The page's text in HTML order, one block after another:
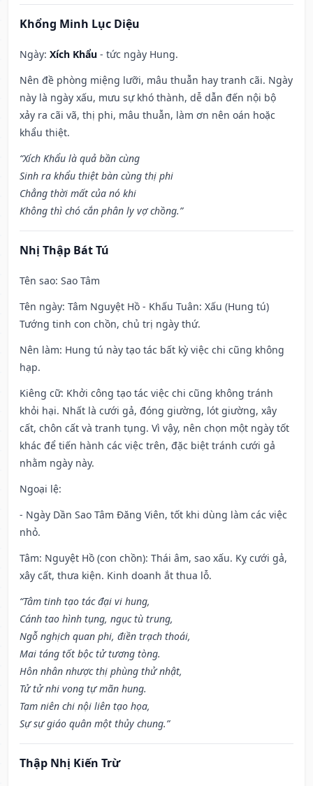
Khổng Minh Lục Diệu
Ngày: Xích Khẩu - tức ngày Hung.
Nên đề phòng miệng lưỡi, mâu thuẫn hay tranh cãi. Ngày
này là ngày xấu, mưu sự khó thành, dễ dẫn đến nội bộ
xảy ra cãi vã, thị phi, mâu thuẫn, làm ơn nên oán hoặc
khẩu thiệt.
“Xích Khẩu là quả bần cùng
Sinh ra khẩu thiệt bàn cùng thị phi
Chẳng thời mất của nó khi
Không thì chó cắn phân ly vợ chồng.”
Nhị Thập Bát Tú
Tên sao: Sao Tâm
Tên ngày: Tâm Nguyệt Hồ - Khấu Tuân: Xấu (Hung tú)
Tướng tinh con chồn, chủ trị ngày thứ.
Nên làm: Hung tú này tạo tác bất kỳ việc chi cũng không
hạp.
Kiêng cữ: Khởi công tạo tác việc chi cũng không tránh
khỏi hại. Nhất là cưới gả, đóng giường, lót giường, xây
cất, chôn cất và tranh tụng. Vì vậy, nên chọn một ngày tốt
khác để tiến hành các việc trên, đặc biệt tránh cưới gả
nhằm ngày này.
Ngoại lệ:
- Ngày Dần Sao Tâm Đăng Viên, tốt khi dùng làm các việc
nhỏ.
Tâm: Nguyệt Hồ (con chồn): Thái âm, sao xấu. Kỵ cưới gả,
xây cất, thưa kiện. Kinh doanh ắt thua lỗ.
“Tâm tinh tạo tác đại vi hung,
Cánh tao hình tụng, ngục tù trung,
Ngỗ nghịch quan phi, điền trạch thoái,
Mai táng tốt bộc tử tương tòng.
Hôn nhân nhược thị phùng thử nhật,
Tử tử nhi vong tự mãn hung.
Tam niên chi nội liên tạo họa,
Sự sự giáo quân một thủy chung.”
Thập Nhị Kiến Trừ